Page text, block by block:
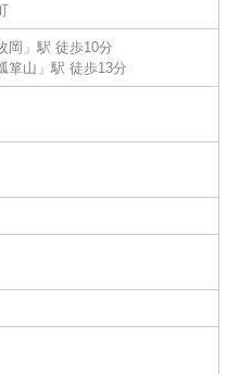
岡 」駅 徒歩10分
箪山 」駅 徒歩13分